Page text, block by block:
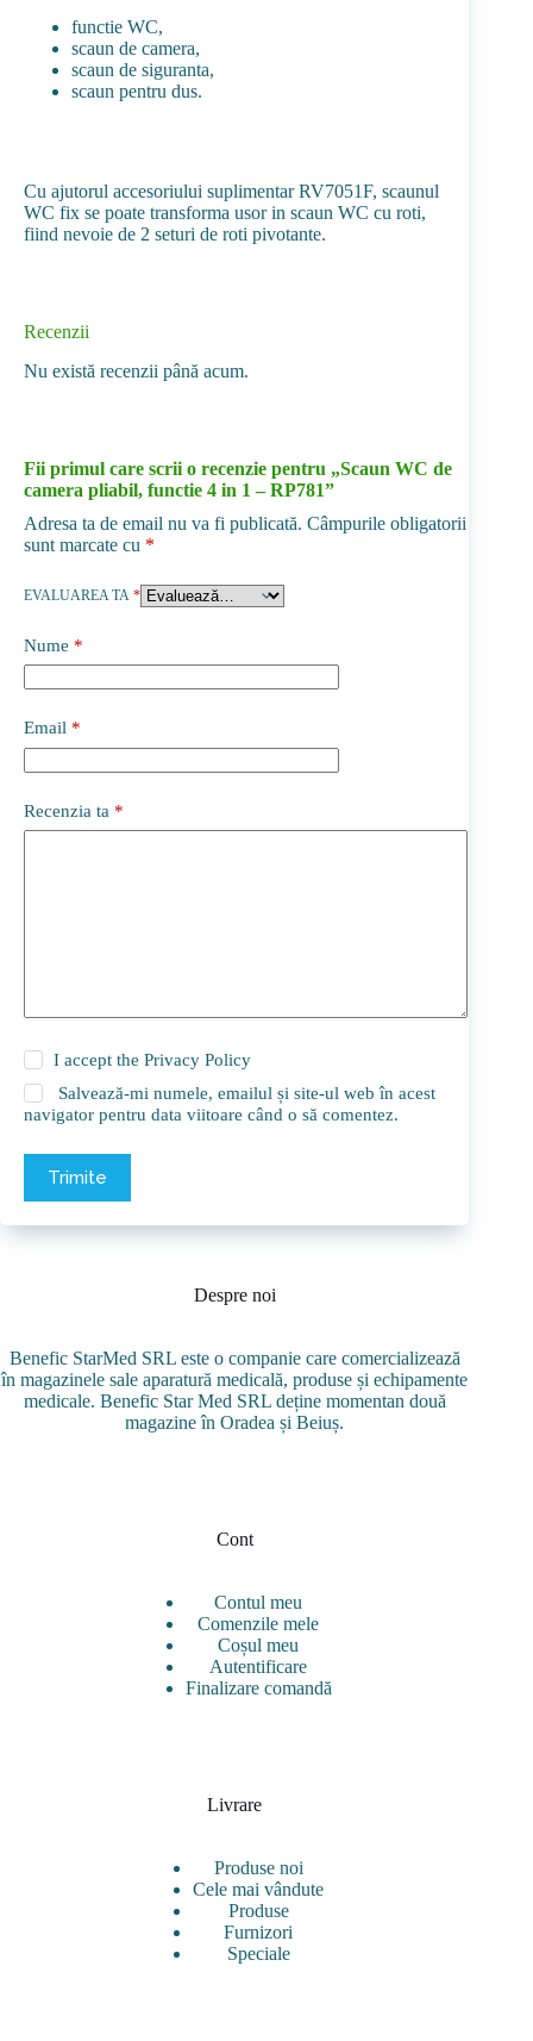
functie WC,
scaun de camera,
scaun de siguranta,
scaun pentru dus.
Cu ajutorul accesoriului suplimentar RV7051F, scaunul
WC fix se poate transforma usor in scaun WC cu roti,
fiind nevoie de 2 seturi de roti pivotante.
Recenzii
Nu există recenzii până acum.
Fii primul care scrii o recenzie pentru „Scaun WC de
camera pliabil, functie 4 in 1 – RP781”
Adresa ta de email nu va fi publicată. Câmpurile obligatorii
sunt marcate cu *
EVALUAREA TA *
Nume *
Email *
Recenzia ta *
I accept thePrivacy Policy
Salvează-mi numele, emailul și site-ul web în acest
navigator pentru data viitoare când o să comentez.
Trimite
Despre noi
Benefic StarMed SRL este o companie care comercializează
în magazinele sale aparatură medicală, produse și echipamente
medicale. Benefic Star Med SRL deține momentan două
magazine în Oradea și Beiuș.
Cont
Contul meu
Comenzile mele
Coșul meu
Autentificare
Finalizare comandă
Livrare
Produse noi
Cele mai vândute
Produse
Furnizori
Speciale